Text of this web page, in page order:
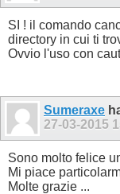
SI ! il comando
directory in cui ti
Ovvio l'uso con
Sumeraxe
27-03-2015
Sono molto felice
Mi piace
Molte grazie ...